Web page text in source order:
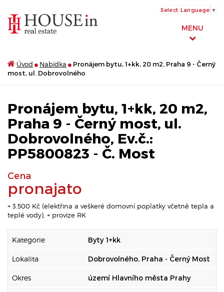
MENU
Select Language ▼
Úvod Nabídka
Pronájem bytu, 1+kk, 20 m2, Praha 9 - Černý
most, ul. Dobrovolného
Pronájem bytu, 1+kk, 20 m2,
Praha 9 - Černý most, ul.
Dobrovolného, Ev.č.:
PP5800823 - Č. Most
Cena
pronajato
+ 3.500 Kč (elektřina a veškeré domovní poplatky včetně tepla a
teplé vody), + provize RK
Kategorie Byty 1+kk
Lokalita Dobrovolného, Praha - Černý Most
Okres území Hlavního města Prahy